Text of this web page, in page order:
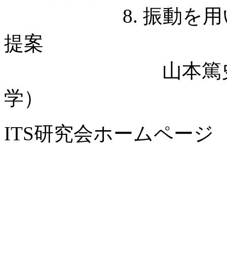
8. 振動を用いた
提案
山本篤史、屋
学）
ITS研究会ホームペー